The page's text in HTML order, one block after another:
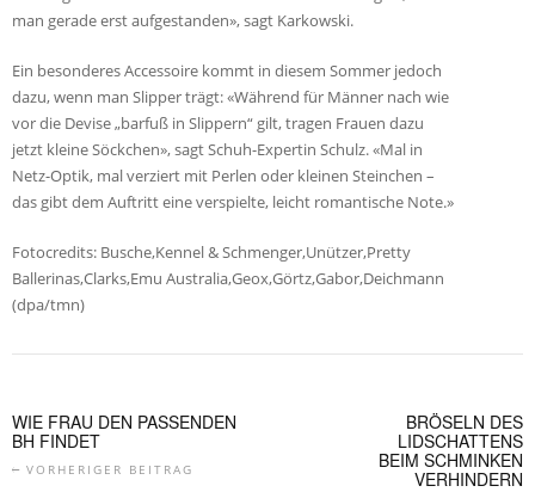
man gerade erst aufgestanden», sagt Karkowski.
Ein besonderes Accessoire kommt in diesem Sommer jedoch
dazu, wenn man Slipper trägt: «Während für Männer nach wie
vor die Devise „barfuß in Slippern“ gilt, tragen Frauen dazu
jetzt kleine Söckchen», sagt Schuh-Expertin Schulz. «Mal in
Netz-Optik, mal verziert mit Perlen oder kleinen Steinchen –
das gibt dem Auftritt eine verspielte, leicht romantische Note.»
Fotocredits: Busche,Kennel & Schmenger,Unützer,Pretty
Ballerinas,Clarks,Emu Australia,Geox,Görtz,Gabor,Deichmann
(dpa/tmn)
WIE FRAU DEN PASSENDEN
BH FINDET
VORHERIGER BEITRAG
BRÖSELN DES
LIDSCHATTENS
BEIM SCHMINKEN
VERHINDERN